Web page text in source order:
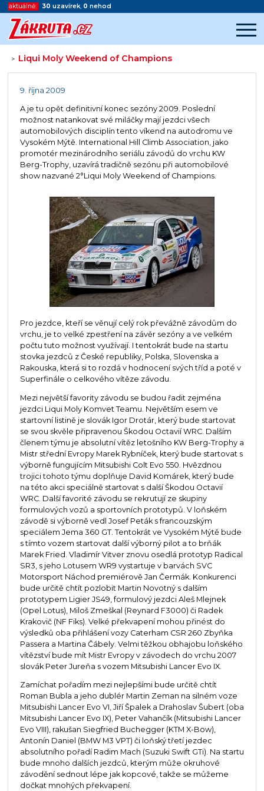
aktuálně: 30 uzavírek, 0 nehod
> Liqui Moly Weekend of Champions
Začátek reklamy
9. října 2009
A je tu opět definitivní konec sezóny 2009. Poslední
možnost natankovat své miláčky mají jezdci všech
automobilových disciplín tento víkend na autodromu ve
Vysokém Mýtě. International Hill Climb Association, jako
promotér mezinárodního seriálu závodů do vrchu KW
Berg-Trophy, uzavírá tradičně sezónu při automobilové
show nazvané 2°Liqui Moly Weekend of Champions.
Pro jezdce, kteří se věnují celý rok převážně závodům do
vrchu, je to velké zpestření na závěr sezóny a ve velkém
počtu tuto možnost využívají. I tentokrát bude na startu
stovka jezdců z České republiky, Polska, Slovenska a
Rakouska, která si to rozdá v hodnocení svých tříd a poté v
Superfinále o celkového vítěze závodu.
Mezi největší favority závodu se budou řadit zejména
jezdci Liqui Moly Komvet Teamu. Největším esem ve
startovní listině je slovák Igor Drotár, který bude startovat
se svou skvěle připravenou Škodou Octavií WRC. Dalším
členem týmu je absolutní vítěz letošního KW Berg-Trophy a
Mistr střední Evropy Marek Rybníček, který bude startovat s
výborně fungujícím Mitsubishi Colt Evo 550. Hvězdnou
trojici tohoto týmu doplňuje David Komárek, který bude
na této akci speciálně startovat s další Škodou Octavií
WRC. Další favorité závodu se rekrutují ze skupiny
formulových vozů a sportovních prototypů. V loňském
závodě si výborně vedl Josef Peták s francouzským
speciálem Jema 360 GT. Tentokrát ve Vysokém Mýtě bude
s tímto vozem startovat další výborný pilot a to brňák
Marek Fried. Vladimír Vitver znovu osedlá prototyp Radical
SR3, s jeho Lotusem WR9 vystartuje v barvách SVC
Motorsport Náchod premiérově Jan Čermák. Konkurenci
bude určitě chtít pozlobit Martin Novotný s dalším
prototypem Ligier JS49, formulový jezdci Aleš Mlejnek
(Opel Lotus), Miloš Zmeškal (Reynard F3000) či Radek
Krakovič (NF Fiks). Velké překvapení mohou přinést do
výsledků oba přihlášení vozy Caterham CSR 260 Zbyňka
Passera a Martina Čábely. Velmi těžkou obhajobu loňského
vítězství bude mít Mistr Evropy v závodech do vrchu 2007
slovák Peter Jureňa s vozem Mitsubishi Lancer Evo IX.
Zamíchat pořadím mezi nejlepšími bude určitě chtít
Roman Bubla a jeho dublér Martin Zeman na silném voze
Mitsubishi Lancer Evo VI, Jiří Špalek a Drahoslav Šubert (oba
Mitsubishi Lancer Evo IX), Peter Vahančík (Mitsubishi Lancer
Evo VIII), rakušan Siegfried Buchegger (KTM X-Bow),
Antonín Daniel (BMW M3 VPT) či loňský třetí jezdec
absolutního pořadí Radim Mach (Suzuki Swift GTi). Na startu
bude mnoho dalších jezdců, kterým může okruhové
závodění sednout lépe jak kopcové, takže se můžeme
dočkat mnohých překvapení.